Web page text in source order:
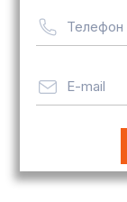
от их
Телефон
E-mail